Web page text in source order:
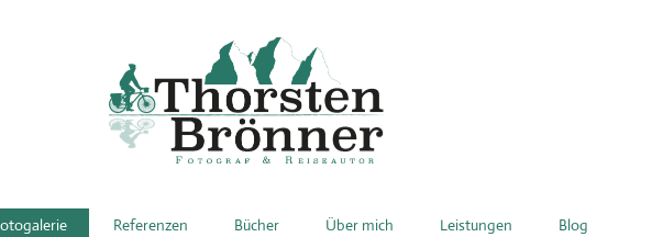
Referenzen Bücher Über mich Leistungen Blog